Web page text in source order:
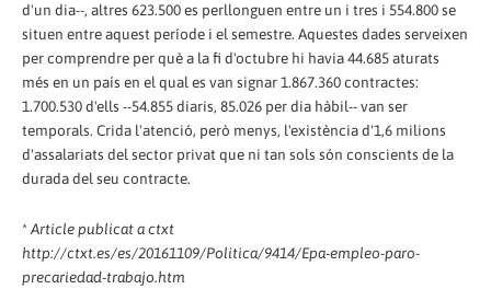
d'un dia--, altres 623.500 es perllonguen entre un i tres i 554.800 se
situen entre aquest període i el semestre. Aquestes dades serveixen
per comprendre per què a la fi d'octubre hi havia 44.685 aturats
més en un país en el qual es van signar 1.867.360 contractes:
1.700.530 d'ells --54.855 diaris, 85.026 per dia hàbil-- van ser
temporals. Crida l'atenció, però menys, l'existència d'1,6 milions
d'assalariats del sector privat que ni tan sols són conscients de la
durada del seu contracte.
*Article publicat a ctxt
http://ctxt.es/es/20161109/Politica/9414/Epa-empleo-paro-
precariedad-trabajo.htm